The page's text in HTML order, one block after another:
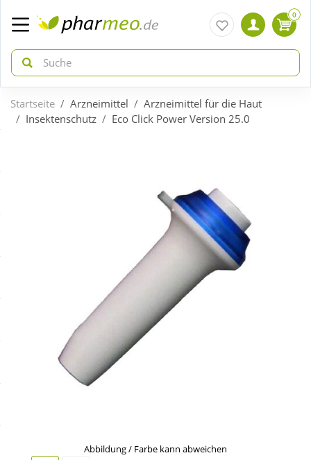
zurück
Schnäppchen
Täglich gut versorgt
zurück
Körperpflege & Kosmetik
Liebe & Erotik
Nahrungsergänzung
0
Startseite Arzneimittel
Arzneimittel für die Haut
Insektenschutz
Eco Click Power Version 25.0
Abbildung / Farbe kann abweichen